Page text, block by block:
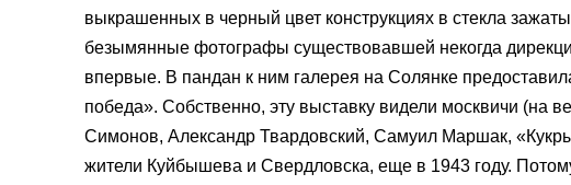
выкрашенных в черный цвет конструкциях в стекла
безымянные фотографы существовавшей некогда
впервые. В пандан к ним галерея на Солянке
победа». Собственно, эту выставку видели москвичи (на
Симонов, Александр Твардовский, Самуил Маршак,
жители Куйбышева и Свердловска, еще в 1943 году.